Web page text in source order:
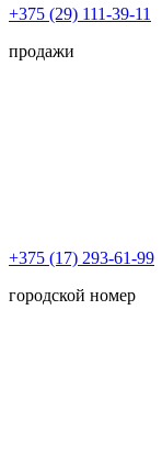
+375 (29) 111-39-11
продажи
+375 (17) 293-61-99
городской номер